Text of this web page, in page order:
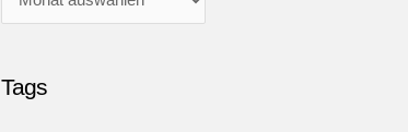
r
Tags